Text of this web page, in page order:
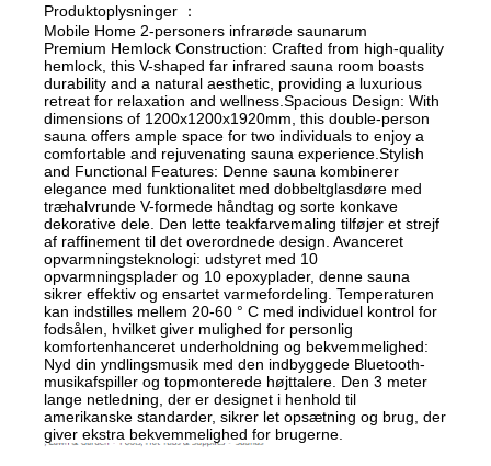
Produktoplysninger ：
Mobile Home 2-personers infrarøde saunarum
Premium Hemlock Construction: Crafted from high-quality
hemlock, this V-shaped far infrared sauna room boasts
durability and a natural aesthetic, providing a luxurious
retreat for relaxation and wellness.Spacious Design: With
dimensions of 1200x1200x1920mm, this double-person
sauna offers ample space for two individuals to enjoy a
comfortable and rejuvenating sauna experience.Stylish
and Functional Features: Denne sauna kombinerer
elegance med funktionalitet med dobbeltglasdøre med
træhalvrunde V-formede håndtag og sorte konkave
dekorative dele. Den lette teakfarvemaling tilføjer et strejf
af raffinement til det overordnede design. Avanceret
opvarmningsteknologi: udstyret med 10
opvarmningsplader og 10 epoxyplader, denne sauna
sikrer effektiv og ensartet varmefordeling. Temperaturen
kan indstilles mellem 20-60 ° C med individuel kontrol for
fodsålen, hvilket giver mulighed for personlig
komfortenhanceret underholdning og bekvemmelighed:
Nyd din yndlingsmusik med den indbyggede Bluetooth-
musikafspiller og topmonterede højttalere. Den 3 meter
lange netledning, der er designet i henhold til
amerikanske standarder, sikrer let opsætning og brug, der
giver ekstra bekvemmelighed for brugerne.